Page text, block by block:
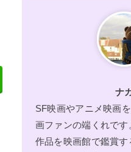
ナ
SF映画やアニメ映画
画ファンの端くれで
作品を映画館で鑑賞